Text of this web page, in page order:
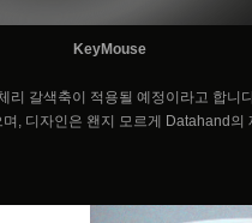
KeyMouse
리 갈색축이 적용될 예정이라고 합니
, 디자인은 왠지 모르게 Datahand의